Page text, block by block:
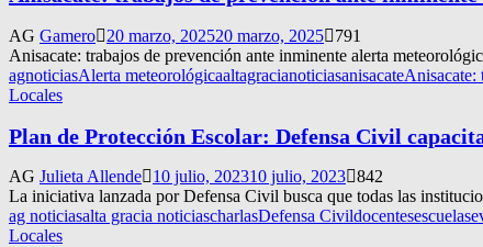
AG Gamero 20 marzo, 202520 marzo, 2025
791
Anisacate: trabajos de prevención ante inminente alerta
agnoticiasAlerta meteorológicaaltagracianoticiasanisacateAnisacate:
Locales
Plan de Protección Escolar: Defensa Civil
AG Julieta Allende 10 julio, 202310 julio, 2023 842
La iniciativa lanzada por Defensa Civil busca que todas las
ag noticiasalta gracia noticiascharlasDefensa Civildocentesescuelas
Locales